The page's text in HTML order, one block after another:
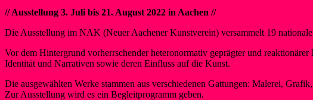
// Ausstellung 3. Juli bis 21. August 2022 in Aachen //
Die Ausstellung im NAK (Neuer Aachener Kunstverein) versammelt 19
Vor dem Hintergrund vorherrschender heteronormativ geprägter und
Identität und Narrativen sowie deren Einfluss auf die Kunst.
Die ausgewählten Werke stammen aus verschiedenen Gattungen: Malerei,
Zur Ausstellung wird es ein Begleitprogramm geben.